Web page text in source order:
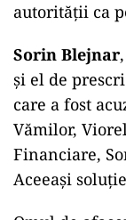
autorităţii ca
Sorin Blejnar
și el de
care a fost
Vămilor,
Financiare,
Aceeași